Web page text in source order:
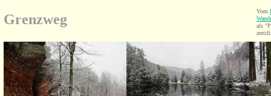
Grenzweg
Vom
als